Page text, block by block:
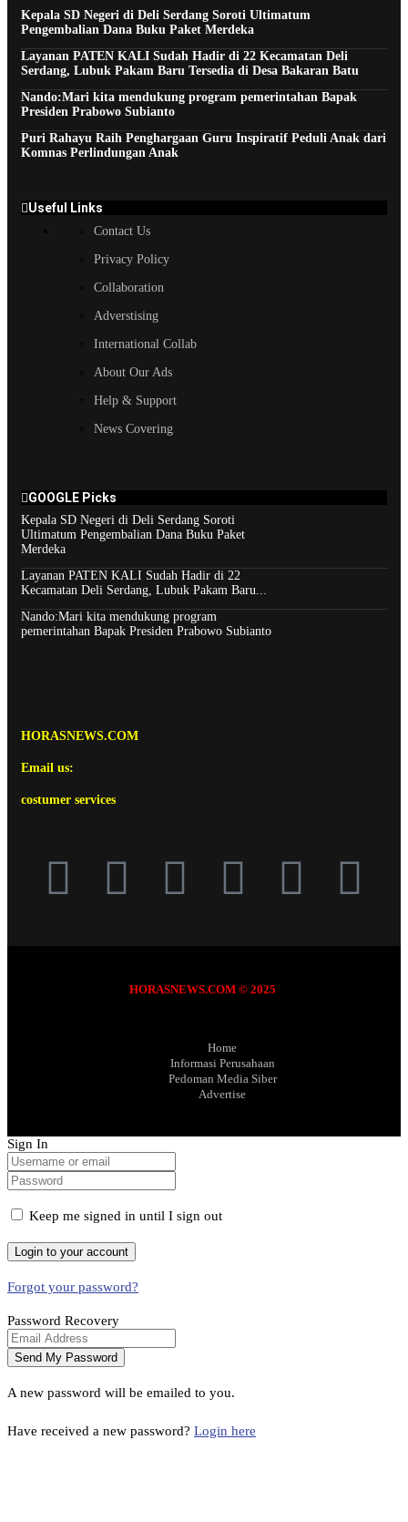
Kepala SD Negeri di Deli Serdang Soroti Ultimatum
Pengembalian Dana Buku Paket Merdeka
Layanan PATEN KALI Sudah Hadir di 22 Kecamatan Deli
Serdang, Lubuk Pakam Baru Tersedia di Desa Bakaran Batu
Nando:Mari kita mendukung program pemerintahan Bapak
Presiden Prabowo Subianto
Puri Rahayu Raih Penghargaan Guru Inspiratif Peduli Anak dari
Komnas Perlindungan Anak
Useful Links
Contact Us
Privacy Policy
Collaboration
Adverstising
International Collab
About Our Ads
Help & Support
News Covering
GOOGLE Picks
Kepala SD Negeri di Deli Serdang Soroti
Ultimatum Pengembalian Dana Buku Paket
Merdeka
Layanan PATEN KALI Sudah Hadir di 22
Kecamatan Deli Serdang, Lubuk Pakam Baru...
Nando:Mari kita mendukung program
pemerintahan Bapak Presiden Prabowo Subianto
HORASNEWS.COM
Email us:
costumer services
HORASNEWS.COM © 2025
Home
Informasi Perusahaan
Pedoman Media Siber
Advertise
Sign In
Keep me signed in until I sign out
Forgot your password?
Password Recovery
A new password will be emailed to you.
Have received a new password? Login here